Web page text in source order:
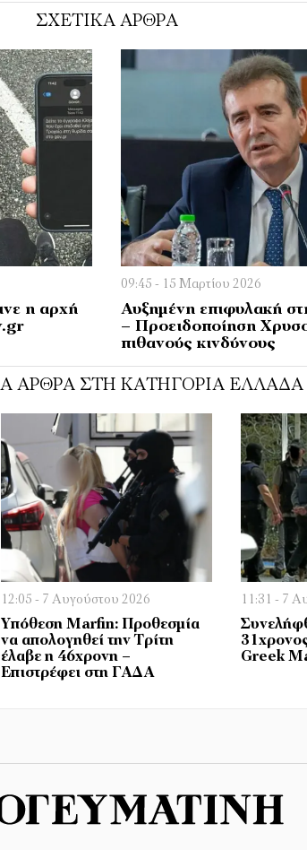
ΣΧΕΤΙΚΑ ΑΡΘΡΑ
η αρχή
09:45 - 15 Μαρτίου 2026
Αυξημένη επιφυλακή
– Προειδοποίηση
πιθανούς κινδύνους
ΆΡΘΡΑ ΣΤΗ ΚΑΤΗΓΟΡΊΑ ΕΛΛΆΔΑ
12:05 - 7 Αυγούστου 2026
Υπόθεση Marfin: Προθεσμία
να απολογηθεί την Τρίτη
έλαβε η 46χρονη –
Επιστρέφει στη ΓΑΔΑ
11:31 - 7
Greek